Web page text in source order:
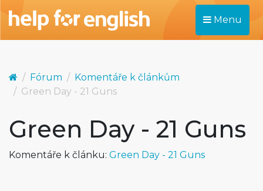
Menu
Fórum
Komentáře k článkům
Green Day - 21 Guns
Green Day - 21 Guns
Komentáře k článku: Green Day - 21 Guns